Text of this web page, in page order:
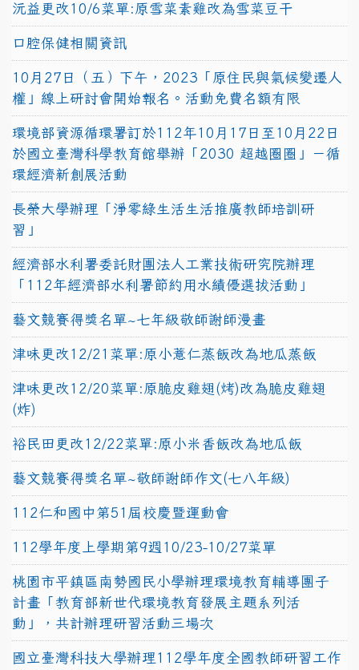
沅益更改10/6菜單:原雪菜素雞改為雪菜豆干
口腔保健相關資訊
10月27日（五）下午，2023「原住民與氣候變遷人
權」線上研討會開始報名。活動免費名額有限
環境部資源循環署訂於112年10月17日至10月22日
於國立臺灣科學教育館舉辦「2030 超越圈圈」－循
環經濟新創展活動
長榮大學辦理「淨零綠生活生活推廣教師培訓研
習」
經濟部水利署委託財團法人工業技術研究院辦理
「112年經濟部水利署節約用水績優選拔活動」
藝文競賽得獎名單~七年級敬師謝師漫畫
津味更改12/21菜單:原小薏仁蒸飯改為地瓜蒸飯
津味更改12/20菜單:原脆皮雞翅(烤)改為脆皮雞翅
(炸)
裕民田更改12/22菜單:原小米香飯改為地瓜飯
藝文競賽得獎名單~敬師謝師作文(七八年級)
112仁和國中第51屆校慶暨運動會
112學年度上學期第9週10/23-10/27菜單
桃園市平鎮區南勢國民小學辦理環境教育輔導團子
計畫「教育部新世代環境教育發展主題系列活
動」，共計辦理研習活動三場次
國立臺灣科技大學辦理112學年度全國教師研習工作